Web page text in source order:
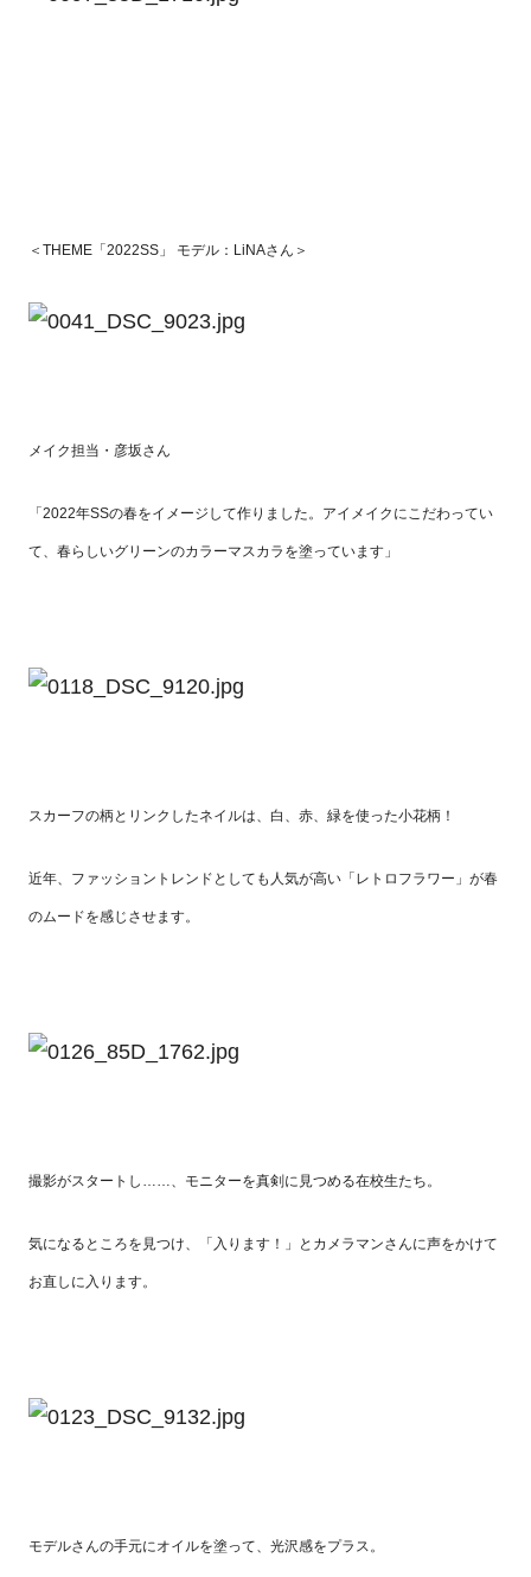
＜THEME「2022SS」 モデル：LiNAさん＞
メイク担当・彦坂さん
「2022年SSの春をイメージして作りました。アイメイクにこだわってい
て、春らしいグリーンのカラーマスカラを塗っています」
スカーフの柄とリンクしたネイルは、白、赤、緑を使った小花柄！
近年、ファッショントレンドとしても人気が高い「レトロフラワー」が春
のムードを感じさせます。
撮影がスタートし……、モニターを真剣に見つめる在校生たち。
気になるところを見つけ、「入ります！」とカメラマンさんに声をかけて
お直しに入ります。
モデルさんの手元にオイルを塗って、光沢感をプラス。